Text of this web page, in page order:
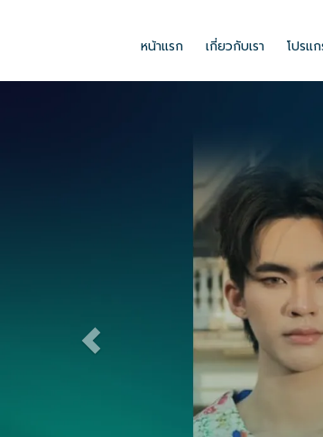
หน้าแรก เกี่ยวกับเรา โปรแ